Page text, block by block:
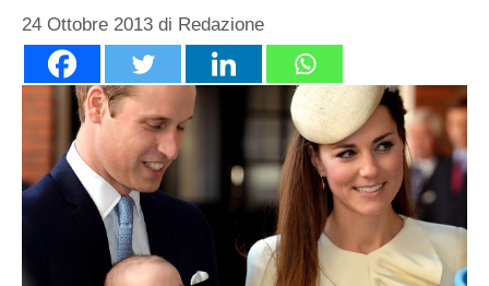
24 Ottobre 2013 di Redazione